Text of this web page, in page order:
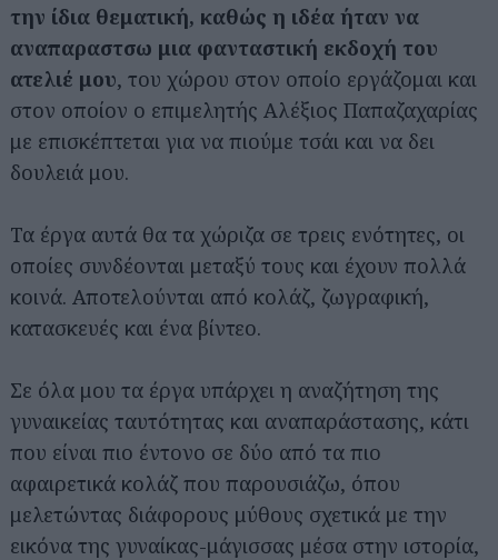
την ίδια θεματική, καθώς η ιδέα ήταν να
αναπαραστἠσω μια φανταστική εκδοχή του
ατελιέ μου, του χώρου στον οποίο εργάζομαι και
στον οποίον ο επιμελητής Αλέξιος Παπαζαχαρίας
με επισκέπτεται για να πιούμε τσάι και να δει
δουλειά μου.
Τα έργα αυτά θα τα χώριζα σε τρεις ενότητες, οι
οποίες συνδέονται μεταξύ τους και έχουν πολλά
κοινά. Αποτελούνται από κολάζ, ζωγραφική,
κατασκευές και ένα βίντεο.
Σε όλα μου τα έργα υπάρχει η αναζήτηση της
γυναικείας ταυτότητας και αναπαράστασης, κάτι
που είναι πιο έντονο σε δύο από τα πιο
αφαιρετικά κολάζ που παρουσιάζω, όπου
μελετώντας διάφορους μύθους σχετικά με την
εικόνα της γυναίκας-μάγισσας μέσα στην ιστορία,